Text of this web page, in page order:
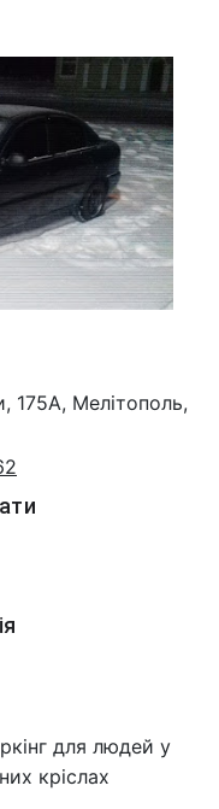
175А, Мелітополь,
для людей у
кріслах